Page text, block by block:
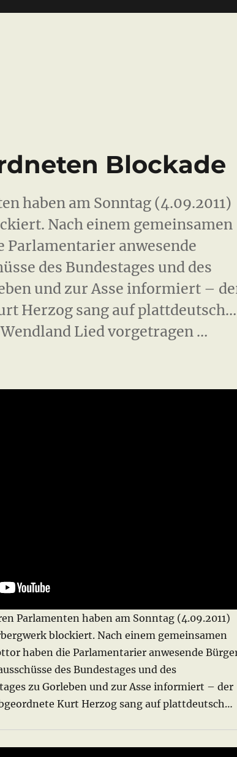
Blockade
haben am Sonntag (4.09.2011)
Nach einem gemeinsamen
Parlamentarier anwesende
des Bundestages und des
und zur Asse informiert –
Herzog sang auf plattdeutsch…
Lied vorgetragen …
Parlamenten haben am Sonntag (4.09.2011)
blockiert. Nach einem gemeinsamen
haben die Parlamentarier anwesende
des Bundestages und des
zu Gorleben und zur Asse informiert – der
Kurt Herzog sang auf plattdeutsch…